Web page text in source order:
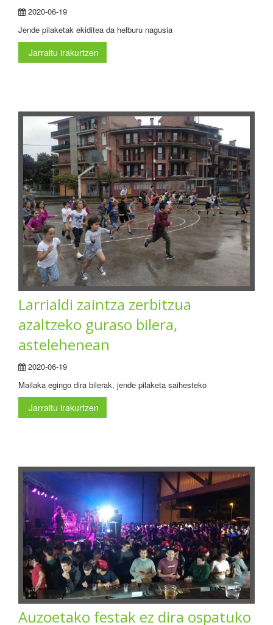
2020-06-19
Jende pilaketak ekiditea da helburu nagusia
Jarraitu irakurtzen
Larrialdi zaintza zerbitzua
azaltzeko guraso bilera,
astelehenean
2020-06-19
Mailaka egingo dira bilerak, jende pilaketa saihesteko
Jarraitu irakurtzen
Auzoetako festak ez dira ospatuko